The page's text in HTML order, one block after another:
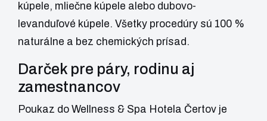
kúpele, mliečne kúpele alebo dubovo-
levanduľové kúpele. Všetky procedúry sú 100 %
naturálne a bez chemických prísad.
Darček pre páry, rodinu aj
zamestnancov
Poukaz do Wellness & Spa Hotela Čertov je